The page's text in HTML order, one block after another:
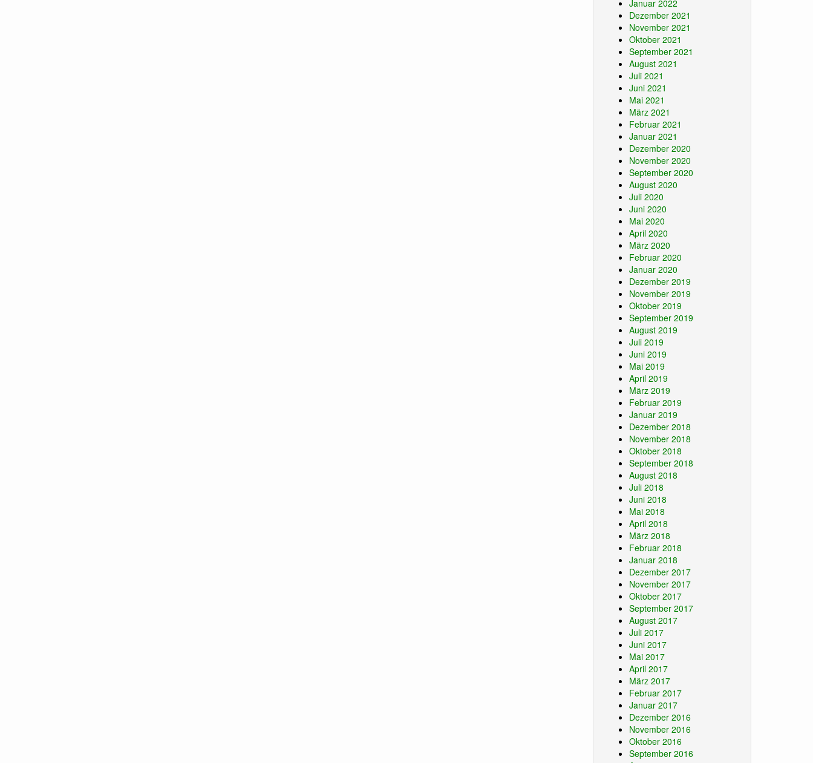
Januar 2022
Dezember 2021
November 2021
Oktober 2021
September 2021
August 2021
Juli 2021
Juni 2021
Mai 2021
März 2021
Februar 2021
Januar 2021
Dezember 2020
November 2020
September 2020
August 2020
Juli 2020
Juni 2020
Mai 2020
April 2020
März 2020
Februar 2020
Januar 2020
Dezember 2019
November 2019
Oktober 2019
September 2019
August 2019
Juli 2019
Juni 2019
Mai 2019
April 2019
März 2019
Februar 2019
Januar 2019
Dezember 2018
November 2018
Oktober 2018
September 2018
August 2018
Juli 2018
Juni 2018
Mai 2018
April 2018
März 2018
Februar 2018
Januar 2018
Dezember 2017
November 2017
Oktober 2017
September 2017
August 2017
Juli 2017
Juni 2017
Mai 2017
April 2017
März 2017
Februar 2017
Januar 2017
Dezember 2016
November 2016
Oktober 2016
September 2016